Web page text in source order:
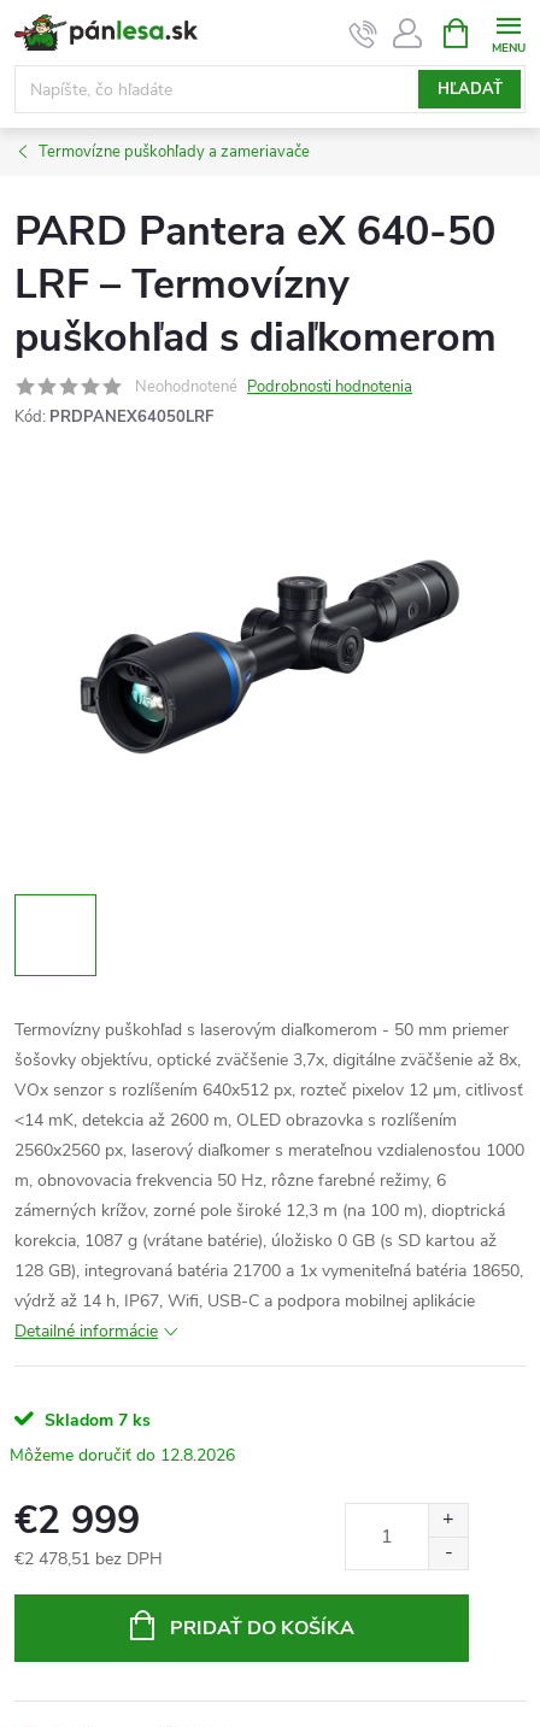
Prejsť
na
obsah
HĽADAŤ
KOŠÍK
Termovízne puškohľady a zameriavače
PARD Pantera eX 640-50
LRF – Termovízny
puškohľad s diaľkomerom
Neohodnotené Podrobnosti hodnotenia
Kód: PRDPANEX64050LRF
Termovízny puškohľad s laserovým diaľkomerom - 50 mm priemer
šošovky objektívu, optické zväčšenie 3,7x, digitálne zväčšenie až 8x,
VOx senzor s rozlíšením 640x512 px, rozteč pixelov 12 μm, citlivosť
<14 mK, detekcia až 2600 m, OLED obrazovka s rozlíšením
2560x2560 px, laserový diaľkomer s merateľnou vzdialenosťou 1000
m, obnovovacia frekvencia 50 Hz, rôzne farebné režimy, 6
zámerných krížov, zorné pole široké 12,3 m (na 100 m), dioptrická
korekcia, 1087 g (vrátane batérie), úložisko 0 GB (s SD kartou až
128 GB), integrovaná batéria 21700 a 1x vymeniteľná batéria 18650,
výdrž až 14 h, IP67, Wifi, USB-C a podpora mobilnej aplikácie
Detailné informácie
Skladom 7 ks
12.8.2026
€2 999
€2 478,51 bez DPH
PRIDAŤ DO KOŠÍKA